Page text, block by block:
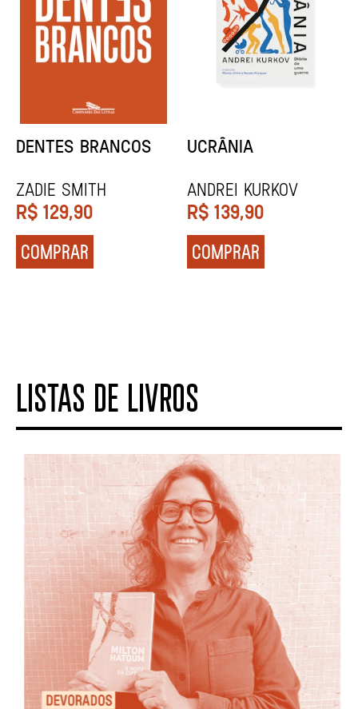
DENTES BRANCOS
Zadie Smith
R$ 129,90
COMPRAR
UCRÂNIA
Andrei Kurkov
R$ 139,90
COMPRAR
LISTAS DE LIVROS